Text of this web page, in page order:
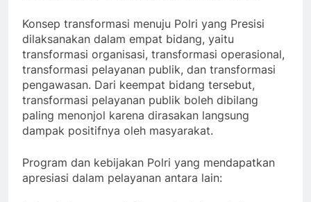
Konsep transformasi menuju Polri yang Presisi
dilaksanakan dalam empat bidang, yaitu
transformasi organisasi, transformasi operasional,
transformasi pelayanan publik, dan transformasi
pengawasan. Dari keempat bidang tersebut,
transformasi pelayanan publik boleh dibilang
paling menonjol karena dirasakan langsung
dampak positifnya oleh masyarakat.
Program dan kebijakan Polri yang mendapatkan
apresiasi dalam pelayanan antara lain: